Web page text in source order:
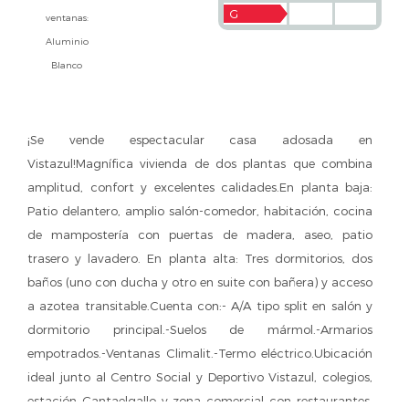
ventanas:
Aluminio
Blanco
G
¡Se vende espectacular casa adosada en
Vistazul!Magnífica vivienda de dos plantas que combina
amplitud, confort y excelentes calidades.En planta baja:
Patio delantero, amplio salón-comedor, habitación, cocina
de mampostería con puertas de madera, aseo, patio
trasero y lavadero. En planta alta: Tres dormitorios, dos
baños (uno con ducha y otro en suite con bañera) y acceso
a azotea transitable.Cuenta con:- A/A tipo split en salón y
dormitorio principal.-Suelos de mármol.-Armarios
empotrados.-Ventanas Climalit.-Termo eléctrico.Ubicación
ideal junto al Centro Social y Deportivo Vistazul, colegios,
estación Cantaelgallo y zona comercial con restaurantes,